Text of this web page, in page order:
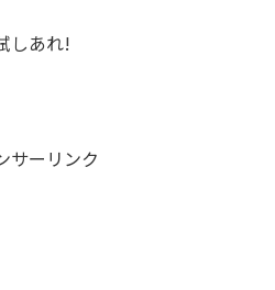
しあれ!
サーリンク